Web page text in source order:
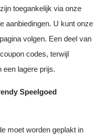
toegankelijk via onze
aanbiedingen. U kunt onze
volgen. Een deel van
codes, terwijl
een lagere prijs.
Speelgoed
moet worden geplakt in